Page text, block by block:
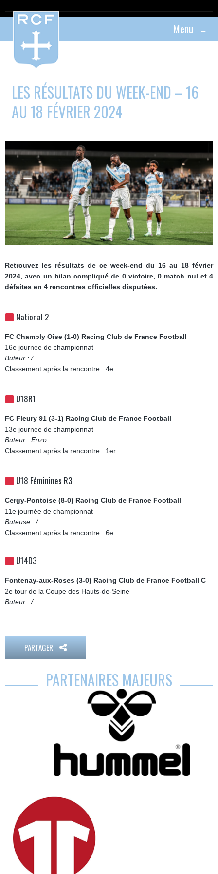
Menu ≡
LES RÉSULTATS DU WEEK-END – 16
AU 18 FÉVRIER 2024
Retrouvez les résultats de ce week-end du 16 au 18 février
2024, avec un bilan compliqué de 0 victoire, 0 match nul et 4
défaites en 4 rencontres officielles disputées.
National 2
FC Chambly Oise (1-0) Racing Club de France Football
16e journée de championnat
Buteur : /
Classement après la rencontre : 4e
U18R1
FC Fleury 91 (3-1) Racing Club de France Football
13e journée de championnat
Buteur : Enzo
Classement après la rencontre : 1er
U18 Féminines R3
Cergy-Pontoise (8-0) Racing Club de France Football
11e journée de championnat
Buteuse : /
Classement après la rencontre : 6e
U14D3
Fontenay-aux-Roses (3-0) Racing Club de France Football C
2e tour de la Coupe des Hauts-de-Seine
Buteur : /
PARTAGER
PARTENAIRES MAJEURS